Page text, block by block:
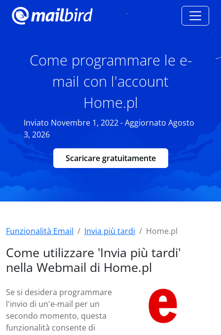
Come programmare le e-
mail con l'account
Home.pl
Inviato Novembre 1, 2022 - Aggiornato Agosto
3, 2026
Scaricare gratuitamente
Funzionalità Email Invia più tardi Home.pl
Come utilizzare 'Invia più tardi'
nella Webmail di Home.pl
Se si desidera programmare
l'invio di un'e-mail per un
secondo momento, questa
funzionalità consente di